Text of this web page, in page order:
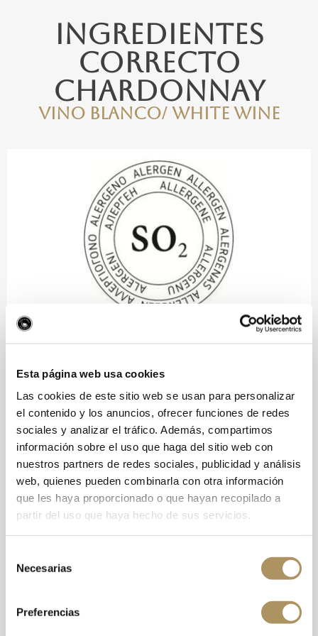
Esta página web usa cookies
Las cookies de este sitio web se usan para personalizar
el contenido y los anuncios, ofrecer funciones de redes
sociales y analizar el tráfico. Además, compartimos
información sobre el uso que haga del sitio web con
nuestros partners de redes sociales, publicidad y análisis
web, quienes pueden combinarla con otra información
que les haya proporcionado o que hayan recopilado a
partir del uso que haya hecho de sus servicios.
Necesarias
Preferencias
Ingredientes
Correcto
Chardonnay
Vino blanco/ White Wine
]INGREDIENTES
Uva, conservante (SULFITOS), corrector de acidez
estabilizante (poliaspartato, carboximetilcelulosa,
goma arábiga), antioxidante (ácido L-ascórbico).
INFORMACIÓN NUTRICIONAL
100 ml
Valor energético
276 KJ
67 Kcal
Grasas
< 0,5 g.
de las cuales Ác. grasos saturados
< 0,1 g.
Proteínas
< 0,3 g.